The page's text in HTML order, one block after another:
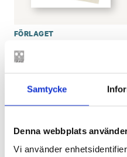
Samtycke
Denna webbplats
Vi använder
FÖRLAGET
paket med bok och
39.90
SLUT I LAGER